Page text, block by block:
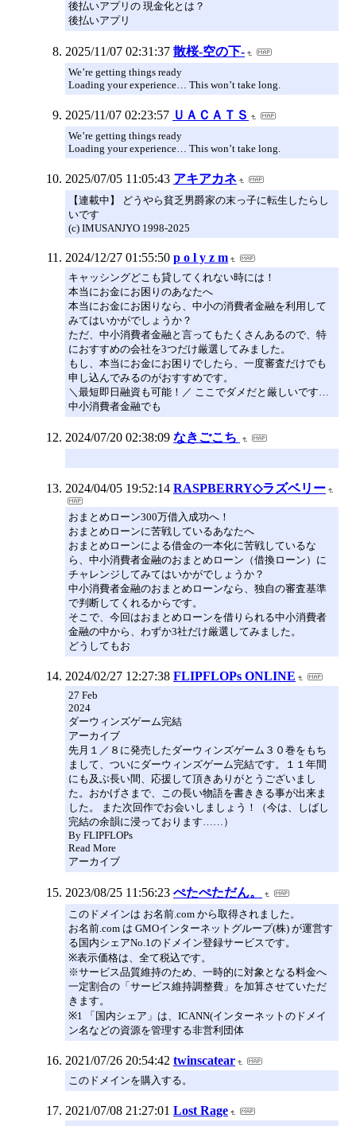
後払いアプリの 現金化とは？
後払いアプリ
2025/11/07 02:31:37 散桜-空の下-
We’re getting things ready
Loading your experience… This won’t take long.
2025/11/07 02:23:57 ＵＡＣＡＴＳ
We’re getting things ready
Loading your experience… This won’t take long.
2025/07/05 11:05:43 アキアカネ
【連載中】 どうやら貧乏男爵家の末っ子に転生したらし
いです
(c) IMUSANJYO 1998-2025
2024/12/27 01:55:50 p o l y z m
キャッシングどこも貸してくれない時には！
本当にお金にお困りのあなたへ
本当にお金にお困りなら、中小の消費者金融を利用して
みてはいかがでしょうか？
ただ、中小消費者金融と言ってもたくさんあるので、特
におすすめの会社を3つだけ厳選してみました。
もし、本当にお金にお困りでしたら、一度審査だけでも
申し込んでみるのがおすすめです。
＼最短即日融資も可能！／ ここでダメだと厳しいです…
中小消費者金融でも
2024/07/20 02:38:09 なきごこち
2024/04/05 19:52:14 RASPBERRY◇ラズベリー
おまとめローン300万借入成功へ！
おまとめローンに苦戦しているあなたへ
おまとめローンによる借金の一本化に苦戦しているな
ら、中小消費者金融のおまとめローン（借換ローン）に
チャレンジしてみてはいかがでしょうか？
中小消費者金融のおまとめローンなら、独自の審査基準
で判断してくれるからです。
そこで、今回はおまとめローンを借りられる中小消費者
金融の中から、わずか3社だけ厳選してみました。
どうしてもお
2024/02/27 12:27:38 FLIPFLOPs ONLINE
27 Feb
2024
ダーウィンズゲーム完結
アーカイブ
先月１／８に発売したダーウィンズゲーム３０巻をもち
まして、ついにダーウィンズゲーム完結です。１１年間
にも及ぶ長い間、応援して頂きありがとうございまし
た。おかげさまで、この長い物語を書ききる事が出来ま
した。 また次回作でお会いしましょう！（今は、しばし
完結の余韻に浸っております……）
By FLIPFLOPs
Read More
アーカイブ
2023/08/25 11:56:23 ぺたぺただん。
このドメインは お名前.com から取得されました。
お名前.com は GMOインターネットグループ(株) が運営す
る国内シェアNo.1のドメイン登録サービスです。
※表示価格は、全て税込です。
※サービス品質維持のため、一時的に対象となる料金へ
一定割合の「サービス維持調整費」を加算させていただ
きます。
※1 「国内シェア」は、ICANN(インターネットのドメイ
ン名などの資源を管理する非営利団体
2021/07/26 20:54:42 twinscatear
このドメインを購入する。
2021/07/08 21:27:01 Lost Rage